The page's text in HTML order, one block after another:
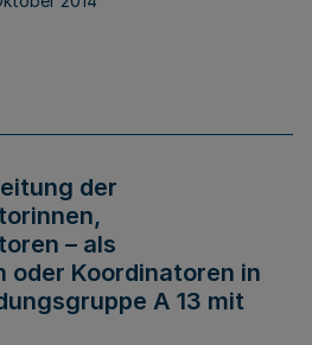
der
– als
oder Koordinatoren in
A 13 mit